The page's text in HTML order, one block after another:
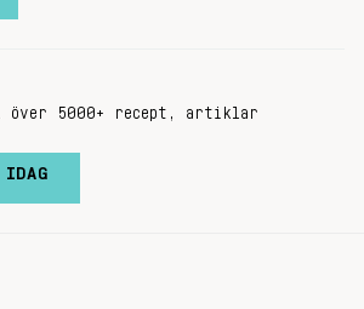
5000+ recept, artiklar
IDAG